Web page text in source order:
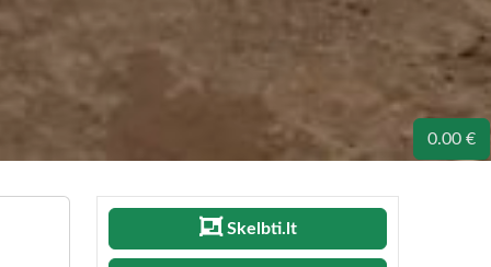
0.00 €
Skelbti.lt